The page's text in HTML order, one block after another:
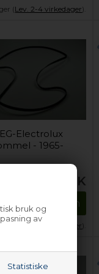
bruk og
av
Statistiske
(Lev. 2-4 virkedager).
Electrolux
- 1965-
NOK
Legg i kurven
( Lev. 2-4 virkedager ).